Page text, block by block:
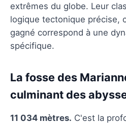
extrêmes du globe. Leur
logique tectonique précise,
gagné correspond à une
spécifique.
La fosse des
culminant des
11 034 mètres. C'est la